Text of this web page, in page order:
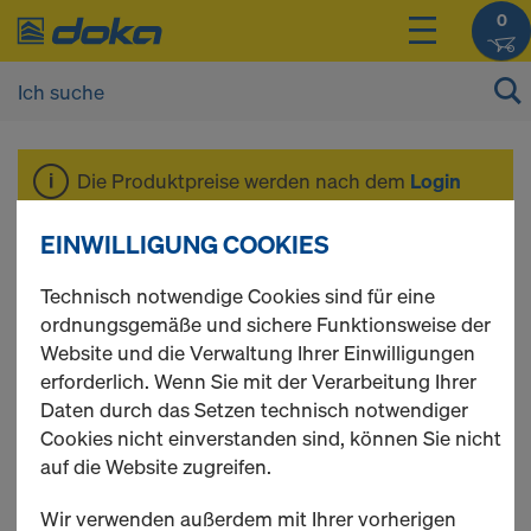
0
Die Produktpreise werden nach dem Login
angezeigt.
UNIplex
1 Produkte gefunden
Meist gesucht
EINWILLIGUNG COOKIES
Technisch notwendige Cookies sind für eine
ordnungsgemäße und sichere Funktionsweise der
Website und die Verwaltung Ihrer Einwilligungen
erforderlich. Wenn Sie mit der Verarbeitung Ihrer
Daten durch das Setzen technisch notwendiger
Cookies nicht einverstanden sind, können Sie nicht
auf die Website zugreifen.
Wir verwenden außerdem mit Ihrer vorherigen